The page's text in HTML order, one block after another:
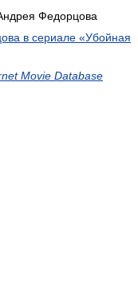
Федорцова
в сериале «Убойная
Movie Database